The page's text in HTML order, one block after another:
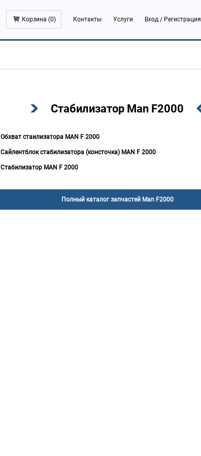
Корзина (0) Контакты Услуги Вход / Регистрация
Стабилизатор Man F2000
Обхват стаилизатора MAN F 2000
Сайлентблок стабилизатора (консточка) MAN F 2000
Стабилизатор MAN F 2000
Полный каталог запчастей Man F2000